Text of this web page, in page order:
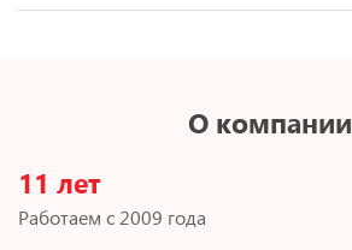
О компании
11 лет
Работаем с 2009 года